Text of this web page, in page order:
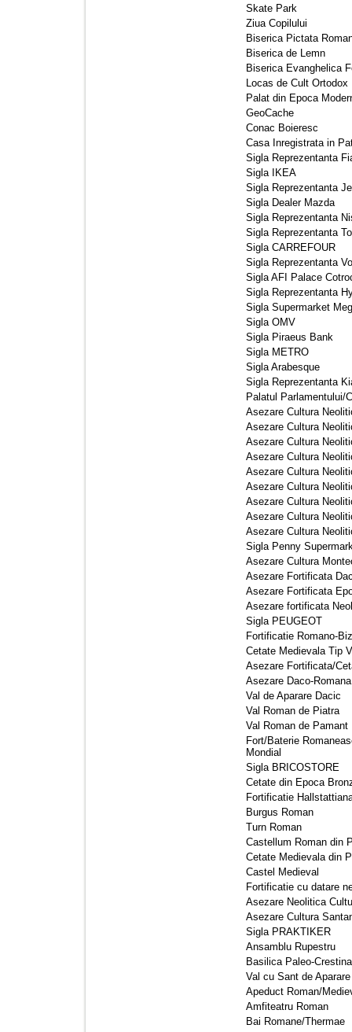
Skate Park
Ziua Copilului
Biserica Pictata
Biserica de Lemn
Biserica Evanghelica
Locas de Cult Ortodox
Palat din Epoca
GeoCache
Conac Boieresc
Casa Inregistrata in
Sigla Reprezentanta
Sigla IKEA
Sigla Reprezentanta
Sigla Dealer Mazda
Sigla Reprezentanta
Sigla Reprezentanta
Sigla CARREFOUR
Sigla Reprezentanta
Sigla AFI Palace
Sigla Reprezentanta
Sigla Supermarket
Sigla OMV
Sigla Piraeus Bank
Sigla METRO
Sigla Arabesque
Sigla Reprezentanta
Palatul Parlamentului/
Asezare Cultura
Asezare Cultura
Asezare Cultura
Asezare Cultura
Asezare Cultura
Asezare Cultura
Asezare Cultura
Asezare Cultura
Asezare Cultura
Sigla Penny
Asezare Cultura
Asezare Fortificata
Asezare Fortificata
Asezare fortificata
Sigla PEUGEOT
Fortificatie Romano-
Cetate Medievala Tip
Asezare Fortificata/
Asezare Daco-Romana
Val de Aparare Dacic
Val Roman de Piatra
Val Roman de Pamant
Fort/Baterie
Mondial
Sigla BRICOSTORE
Cetate din Epoca
Fortificatie
Burgus Roman
Turn Roman
Castellum Roman din
Cetate Medievala din
Castel Medieval
Fortificatie cu datare
Asezare Neolitica
Asezare Cultura
Sigla PRAKTIKER
Ansamblu Rupestru
Basilica Paleo-Crestina
Val cu Sant de
Apeduct Roman/
Amfiteatru Roman
Bai Romane/Thermae